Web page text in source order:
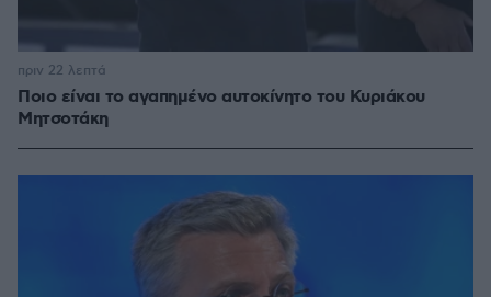
Ποιο είναι το αγαπημένο αυτοκίνητο του Κυριάκου
Μητσοτάκη
πριν 22 λεπτά